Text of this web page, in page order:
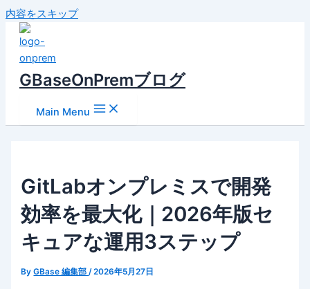
内容をスキップ
GBaseOnPremブログ
Main Menu
GitLabオンプレミスで開発
効率を最大化｜2026年版セ
キュアな運用3ステップ
ByGBase 編集部/2026年5月27日